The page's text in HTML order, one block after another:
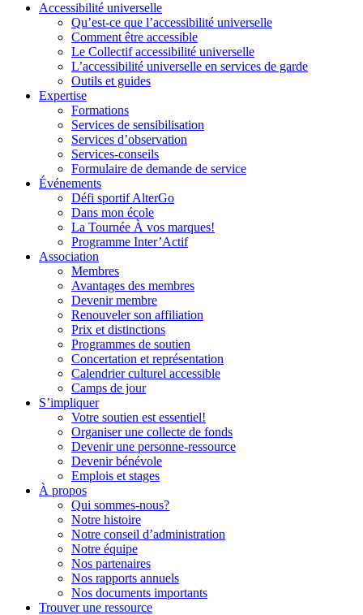
Accessibilité universelle
Qu’est-ce que l’accessibilité universelle
Comment être accessible
Le Collectif accessibilité universelle
L’accessibilité universelle en services de garde
Outils et guides
Expertise
Formations
Services de sensibilisation
Services d’observation
Services-conseils
Formulaire de demande de service
Événements
Défi sportif AlterGo
Dans mon école
La Tournée À vos marques!
Programme Inter’Actif
Association
Membres
Avantages des membres
Devenir membre
Renouveler son affiliation
Prix et distinctions
Programmes de soutien
Concertation et représentation
Calendrier culturel accessible
Camps de jour
S’impliquer
Votre soutien est essentiel!
Organiser une collecte de fonds
Devenir une personne-ressource
Devenir bénévole
Emplois et stages
À propos
Qui sommes-nous?
Notre histoire
Notre conseil d’administration
Notre équipe
Nos partenaires
Nos rapports annuels
Nos documents importants
Trouver une ressource